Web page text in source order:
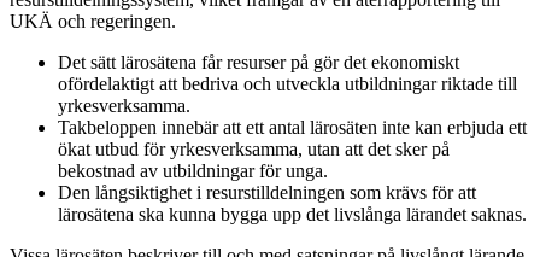
UKÄ och regeringen.
Det sätt lärosätena får resurser på gör det ekonomiskt
ofördelaktigt att bedriva och utveckla utbildningar riktade till
yrkesverksamma.
Takbeloppen innebär att ett antal lärosäten inte kan erbjuda ett
ökat utbud för yrkesverksamma, utan att det sker på
bekostnad av utbildningar för unga.
Den långsiktighet i resurstilldelningen som krävs för att
lärosätena ska kunna bygga upp det livslånga lärandet saknas.